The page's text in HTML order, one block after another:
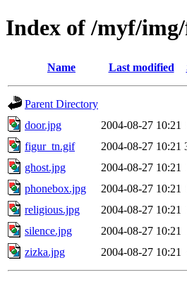
Index of /myf/
Name Last modified
Parent Directory
door.jpg
2004-08-27 10:21
figur_tn.gif
2004-08-27 10:21
ghost.jpg
2004-08-27 10:21
phonebox.jpg
2004-08-27 10:21
religious.jpg
2004-08-27 10:21
silence.jpg
2004-08-27 10:21
zizka.jpg
2004-08-27 10:21